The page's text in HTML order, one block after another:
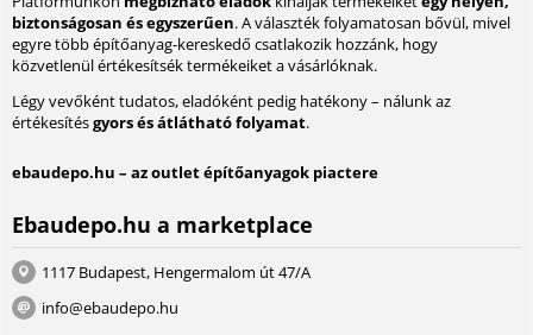
biztonságosan és egyszerűen. A választék folyamatosan bővül, mivel
egyre több építőanyag-kereskedő csatlakozik hozzánk, hogy
közvetlenül értékesítsék termékeiket a vásárlóknak.
Légy vevőként tudatos, eladóként pedig hatékony – nálunk az
értékesítésgyors és átlátható folyamat.
ebaudepo.hu – az outlet építőanyagok piactere
Ebaudepo.hu a marketplace
1117 Budapest, Hengermalom út 47/A
info@ebaudepo.hu